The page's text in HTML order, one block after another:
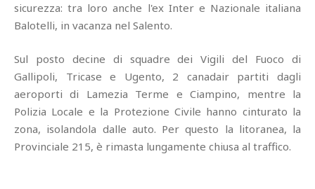
sicurezza: tra loro anche l'ex Inter e Nazionale italiana
Balotelli, in vacanza nel Salento.
Sul posto decine di squadre dei Vigili del Fuoco di
Gallipoli, Tricase e Ugento, 2 canadair partiti dagli
aeroporti di Lamezia Terme e Ciampino, mentre la
Polizia Locale e la Protezione Civile hanno cinturato la
zona, isolandola dalle auto. Per questo la litoranea, la
Provinciale 215, è rimasta lungamente chiusa al traffico.